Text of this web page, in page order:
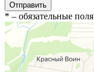
Отправить
* – обязательные поля